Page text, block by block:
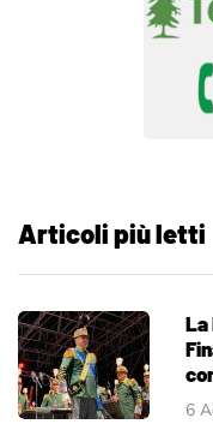
Articoli più letti
La
6